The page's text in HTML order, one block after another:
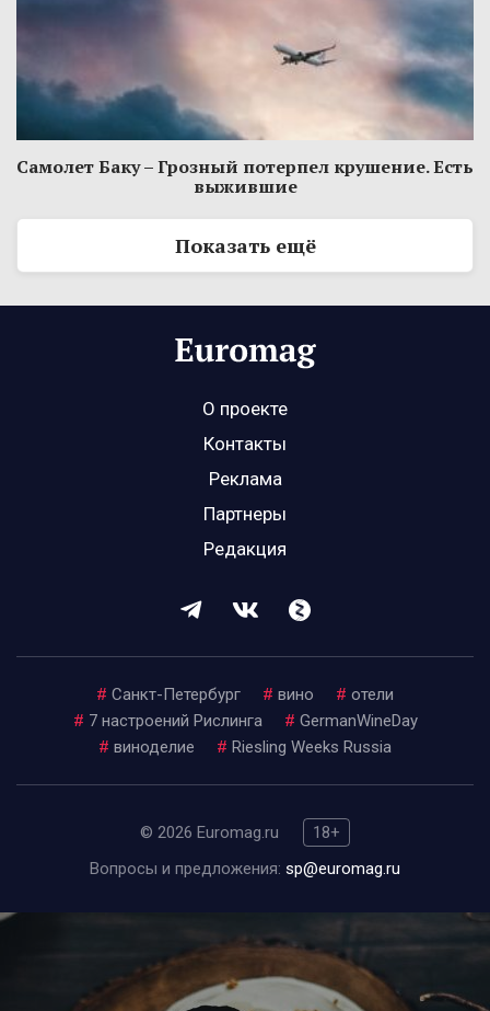
Самолет Баку – Грозный потерпел крушение. Есть
выжившие
Показать ещё
О проекте
Контакты
Реклама
Партнеры
Редакция
# Санкт-Петербург # вино # отели
# 7 настроений Рислинга # GermanWineDay
# виноделие # Riesling Weeks Russia
© 2026 Euromag.ru
18+
Вопросы и предложения: sp@euromag.ru